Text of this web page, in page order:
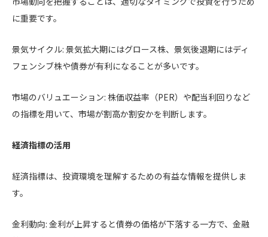
に重要です。
景気サイクル: 景気拡大期にはグロース株、景気後退期にはディ
フェンシブ株や債券が有利になることが多いです。
市場のバリュエーション: 株価収益率（PER）や配当利回りなど
の指標を用いて、市場が割高か割安かを判断します。
経済指標の活用
経済指標は、投資環境を理解するための有益な情報を提供しま
す。
金利動向: 金利が上昇すると債券の価格が下落する一方で、金融